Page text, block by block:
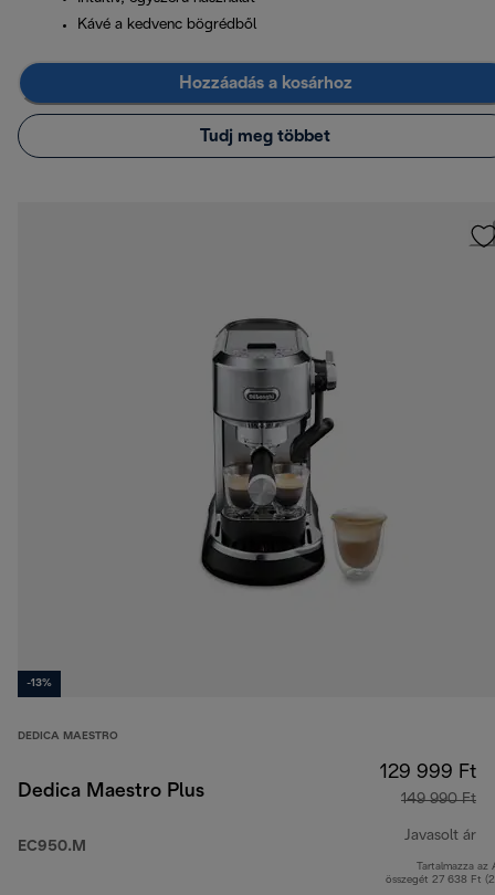
Kávé a kedvenc bögrédből
Hozzáadás a kosárhoz
Tudj meg többet
-13%
DEDICA MAESTRO
Dedica Maestro Plus
EC950.M
129 999 Ft
149 990 Ft
Javasolt ár
Tartalmazza az
összegét 27 638 Ft